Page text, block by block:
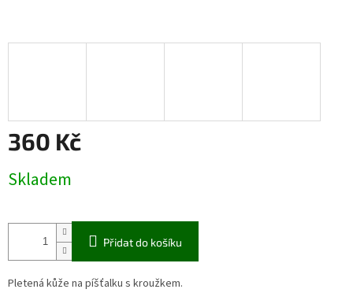
360 Kč
cena:
Skladem
Přidat do košíku
Pletená kůže na píšťalku s kroužkem.